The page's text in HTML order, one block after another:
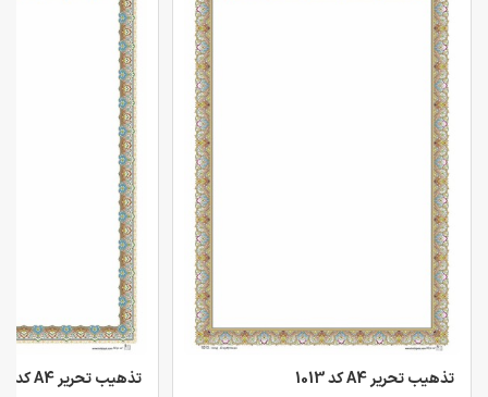
تذهیب تحریر A4 کد 1013 تذهیب تحریر A4 کد 1014